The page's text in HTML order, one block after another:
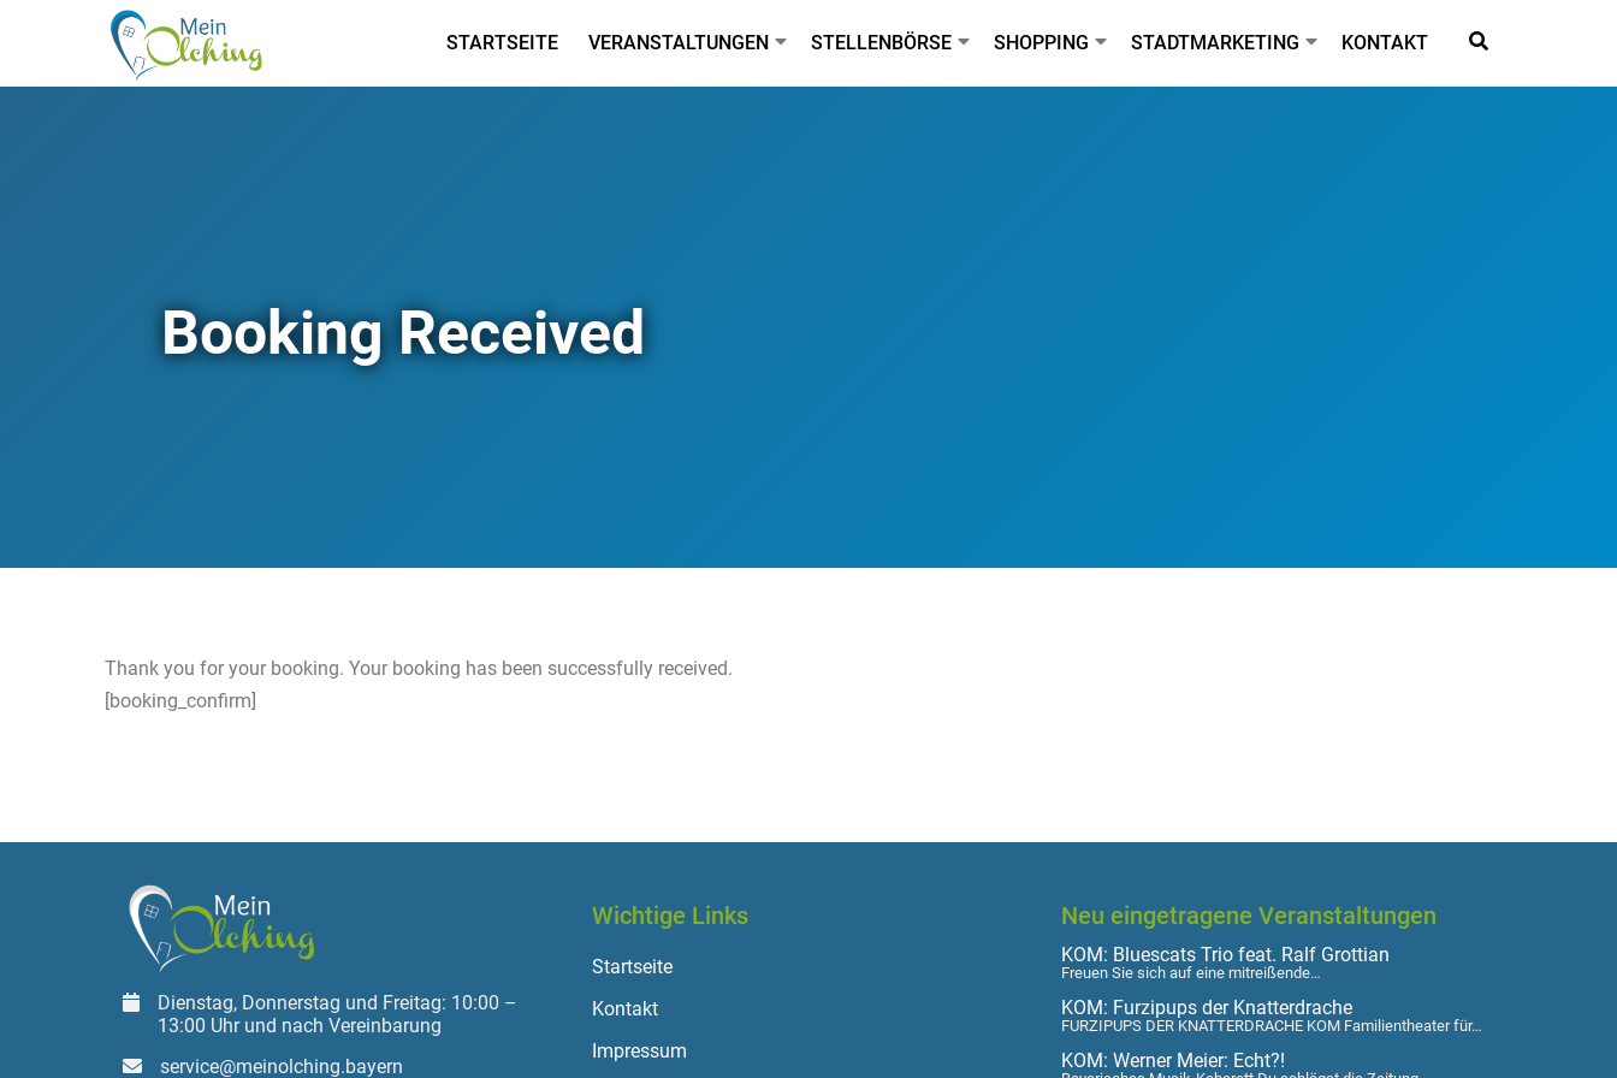
STARTSEITE VERANSTALTUNGEN STELLENBÖRSE SHOPPING STADTMARKETING KONTAKT
Booking Received
Thank you for your booking. Your booking has been successfully received.
[booking_confirm]
Dienstag, Donnerstag und Freitag: 10:00 –
13:00 Uhr und nach Vereinbarung
service@meinolching.bayern
Wichtige Links
Startseite
Kontakt
Impressum
Neu eingetragene Veranstaltungen
KOM: Bluescats Trio feat. Ralf Grottian
Freuen Sie sich auf eine mitreißende…
KOM: Furzipups der Knatterdrache
FURZIPUPS DER KNATTERDRACHE KOM Familientheater für…
KOM: Werner Meier: Echt?!